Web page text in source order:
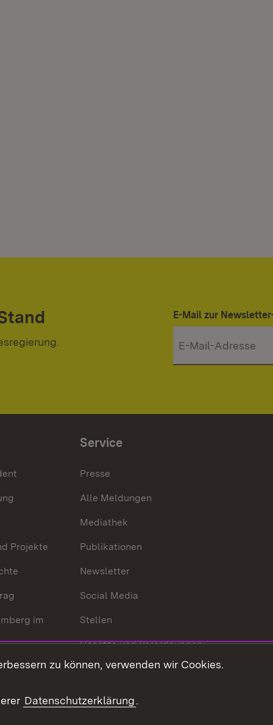
E-Mail zur
Projekte
im
Welt
Service
Presse
Alle Meldungen
Mediathek
Publikationen
Newsletter
Social Media
Stellen
Gesetze und Verordnungen
Gesetzblatt
zu können, verwenden wir Cookies.
Datenschutzerklärung.